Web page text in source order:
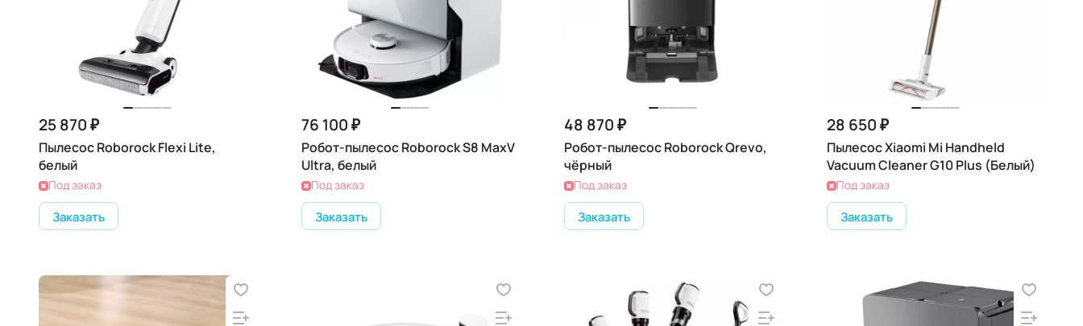
25 870 ₽
Пылесос Roborock Flexi Lite,
белый
Под заказ
Заказать
76 100 ₽
Робот-пылесос Roborock S8 MaxV
Ultra, белый
Под заказ
Заказать
48 870 ₽
Робот-пылесос Roborock Qrevo,
чёрный
Под заказ
Заказать
28 650 ₽
Пылесос Xiaomi Mi Handheld
Vacuum Cleaner G10 Plus (Белый)
Под заказ
Заказать